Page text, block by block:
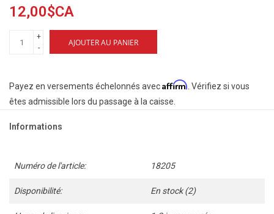
12,00$CA
+
-
AJOUTER AU PANIER
Payez en versements échelonnés avecAffirm. Vérifiez si vous
êtes admissible lors du passage à la caisse.
Informations
Numéro de l'article: 18205
Disponibilité: En stock(2)